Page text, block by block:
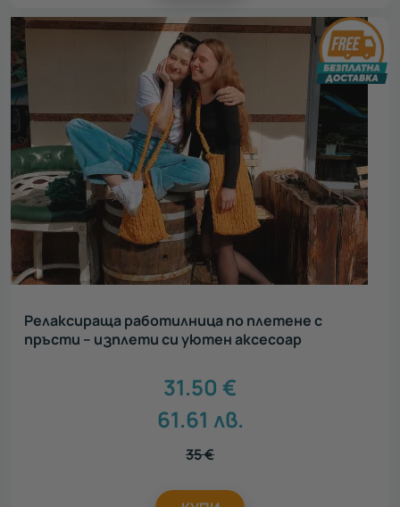
Релаксираща работилница по плетене с
пръсти – изплети си уютен аксесоар
31.50 €
61.61 лв.
35€